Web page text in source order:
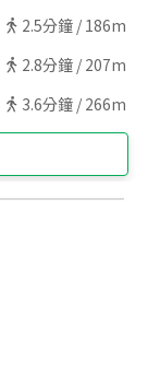
2.5分鐘 / 186m
2.8分鐘 / 207m
3.6分鐘 / 266m